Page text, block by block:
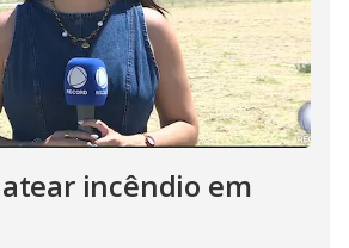
incêndio em